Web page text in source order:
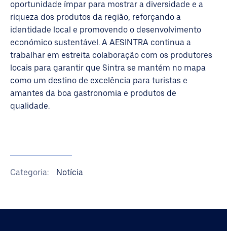
oportunidade ímpar para mostrar a diversidade e a
riqueza dos produtos da região, reforçando a
identidade local e promovendo o desenvolvimento
económico sustentável. A AESINTRA continua a
trabalhar em estreita colaboração com os produtores
locais para garantir que Sintra se mantém no mapa
como um destino de excelência para turistas e
amantes da boa gastronomia e produtos de
qualidade.
Categoria: Notícia